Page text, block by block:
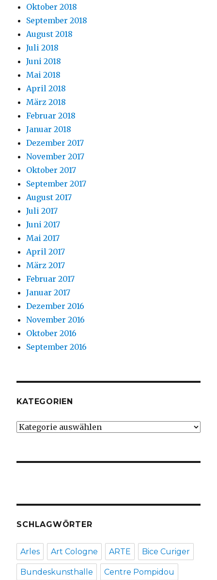
Oktober 2018
September 2018
August 2018
Juli 2018
Juni 2018
Mai 2018
April 2018
März 2018
Februar 2018
Januar 2018
Dezember 2017
November 2017
Oktober 2017
September 2017
August 2017
Juli 2017
Juni 2017
Mai 2017
April 2017
März 2017
Februar 2017
Januar 2017
Dezember 2016
November 2016
Oktober 2016
September 2016
KATEGORIEN
Kategorien
SCHLAGWÖRTER
Arles Art Cologne ARTE Bice Curiger
Bundeskunsthalle Centre Pompidou